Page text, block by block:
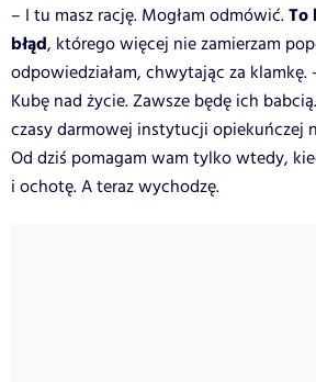
– I tu masz rację. Mogłam odmówić.To
błąd, którego więcej nie zamierzam
odpowiedziałam, chwytając za klamkę.
Kubę nad życie. Zawsze będę ich
czasy darmowej instytucji opiekuńczej
Od dziś pomagam wam tylko wtedy,
i ochotę. A teraz wychodzę.